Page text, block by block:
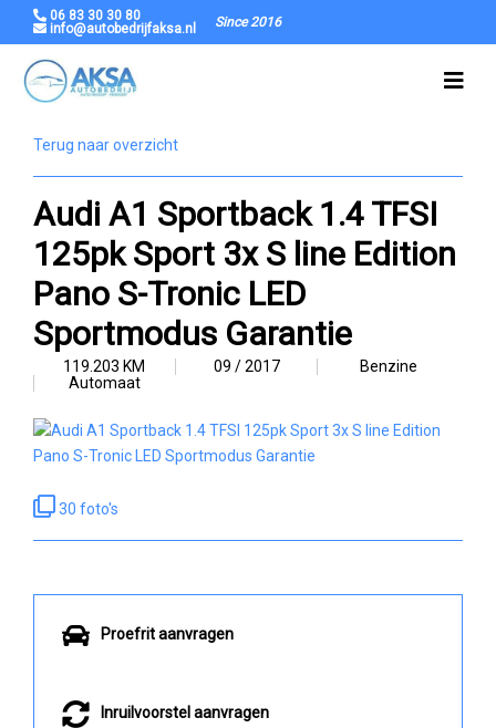
06 83 30 30 80
info@autobedrijfaksa.nl
Since 2016
Terug naar overzicht
Audi A1 Sportback 1.4 TFSI
125pk Sport 3x S line Edition
Pano S-Tronic LED
Sportmodus Garantie
119.203 KM 09 / 2017
Benzine
Automaat
30 foto's
Proefrit aanvragen
Inruilvoorstel aanvragen